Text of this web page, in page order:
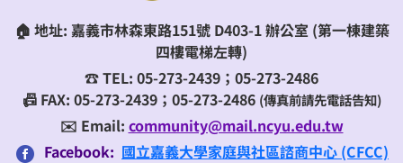
🏠 地址: 嘉義市林森東路151號 D403-1 辦公室 (第一棟建築
四樓電梯左轉)
☎️TEL: 05-273-2439；05-273-2486
📠 FAX: 05-273-2439；05-273-2486 (傳真前請先電話告知)
✉️ Email: community@mail.ncyu.edu.tw
Facebook: 國立嘉義大學家庭與社區諮商中心 (CFCC)